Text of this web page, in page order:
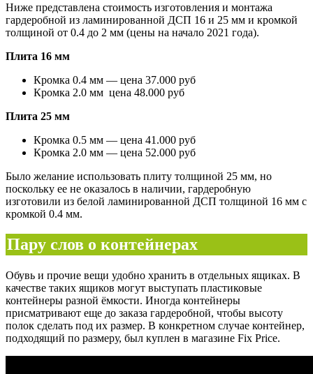
Ниже представлена стоимость изготовления и монтажа
гардеробной из ламинированной ДСП 16 и 25 мм и кромкой
толщиной от 0.4 до 2 мм (цены на начало 2021 года).
Плита 16 мм
Кромка 0.4 мм — цена 37.000 руб
Кромка 2.0 мм цена 48.000 руб
Плита 25 мм
Кромка 0.5 мм — цена 41.000 руб
Кромка 2.0 мм — цена 52.000 руб
Было желание использовать плиту толщиной 25 мм, но
поскольку ее не оказалось в наличии, гардеробную
изготовили из белой ламинированной ДСП толщиной 16 мм с
кромкой 0.4 мм.
Пару слов о контейнерах
Обувь и прочие вещи удобно хранить в отдельных ящиках. В
качестве таких ящиков могут выступать пластиковые
контейнеры разной ёмкости. Иногда контейнеры
присматривают еще до заказа гардеробной, чтобы высоту
полок сделать под их размер. В конкретном случае контейнер,
подходящий по размеру, был куплен в магазине Fix Price.